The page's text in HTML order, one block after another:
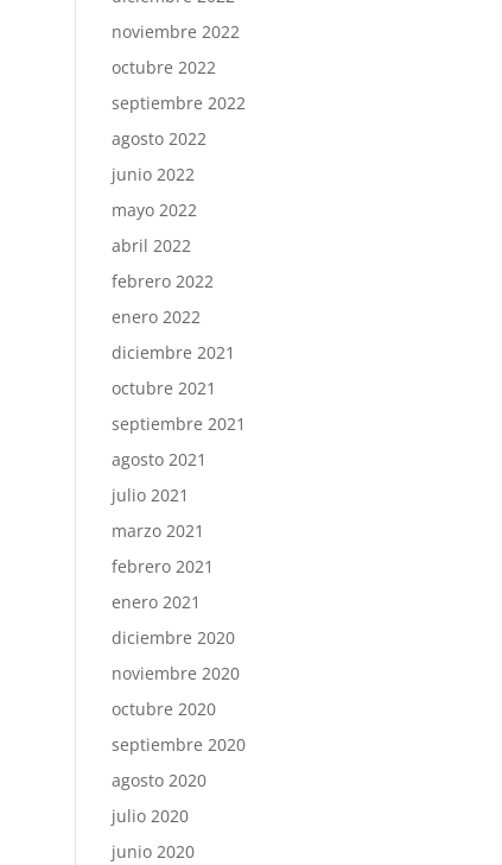
noviembre 2022
octubre 2022
septiembre 2022
agosto 2022
junio 2022
mayo 2022
abril 2022
febrero 2022
enero 2022
diciembre 2021
octubre 2021
septiembre 2021
agosto 2021
julio 2021
marzo 2021
febrero 2021
enero 2021
diciembre 2020
noviembre 2020
octubre 2020
septiembre 2020
agosto 2020
julio 2020
junio 2020